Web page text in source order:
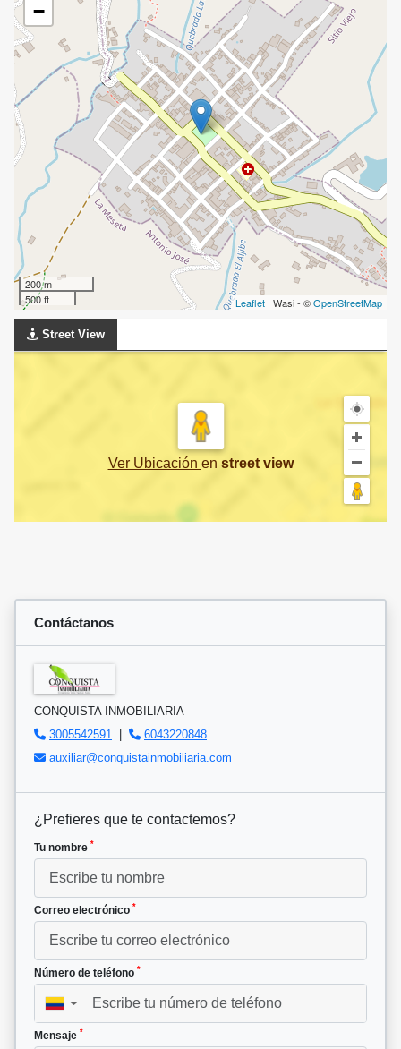
−
200 m
500 ft
Leaflet | Wasi - ©OpenStreetMap
Street View
Ver Ubicación en street view
Contáctanos
CONQUISTA INMOBILIARIA
3005542591
|
6043220848
auxiliar@conquistainmobiliaria.com
¿Prefieres que te contactemos?
Tu nombre *
Correo electrónico *
Número de teléfono *
▼
Mensaje *